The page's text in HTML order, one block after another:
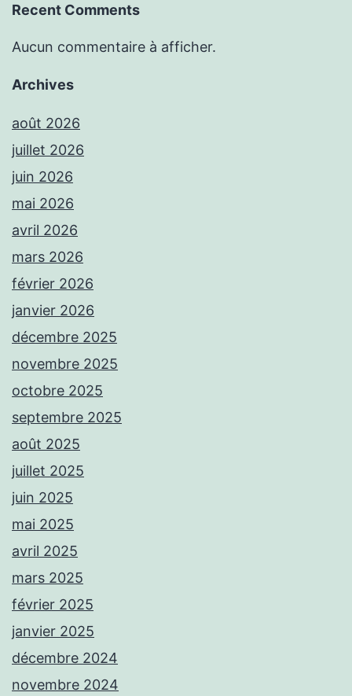
Recent Comments
Aucun commentaire à afficher.
Archives
août 2026
juillet 2026
juin 2026
mai 2026
avril 2026
mars 2026
février 2026
janvier 2026
décembre 2025
novembre 2025
octobre 2025
septembre 2025
août 2025
juillet 2025
juin 2025
mai 2025
avril 2025
mars 2025
février 2025
janvier 2025
décembre 2024
novembre 2024